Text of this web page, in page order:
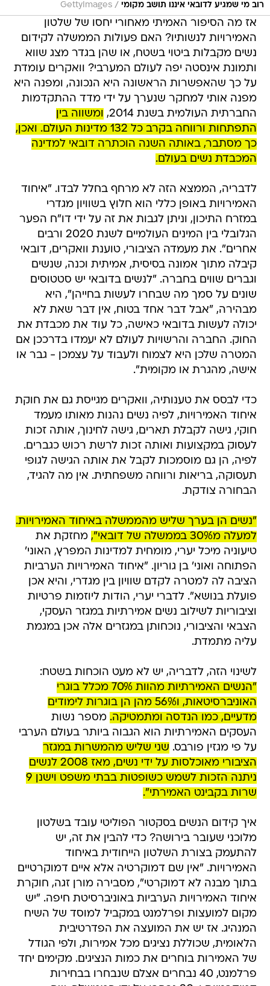
רוב מי שמגיע לדובאי איננו תושב מקומי /
GettyImages
אז מה הסיפור האמיתי מאחורי יחסו של שלטון
האמירויות לנשותיו? האם פעולות הממשלה לקידום
נשים מקבלות ביטוי בשטח, או שהן בגדר מצג שווא
ותמונת אינסטה יפה לעולם המערבי? וואקרים עומדת
על כך שהאפשרות הראשונה היא הנכונה, ומפנה היא
מפנה אותי למחקר שנערך על ידי מדד ההתקדמות
החברתית העולמית בשנת 2014,
ומשווה בין
התפתחות ורווחה בקרב כל 132 מדינות העולם. ואכן,
כך מסתבר, באותה השנה הוכתרה דובאי למדינה
המכבדת נשים בעולם.
לדבריה, הממצא הזה לא מרחף בחלל לבדו. "איחוד
האמירויות באופן כללי הוא חלוץ בשוויון מגדרי
במזרח התיכון, וניתן לגבות את זה על ידי דו"ח הפער
הגלובלי בין המינים העולמיים לשנת 2020 ורבים
אחרים". את מעמדה הציבורי, טוענת וואקרים, דובאי
קיבלה מתוך אמונה בסיסית, אמיתית וכנה, שנשים
וגברים שווים בחברה. "לנשים בדובאי יש סטטוסים
שונים על סמך מה שבחרו לעשות בחייהן", היא
מבהירה, "אבל דבר אחד בטוח, אין דבר שאת לא
יכולה לעשות בדובאי כאישה, כל עוד את מכבדת את
החוק. החברה והרשויות לעולם לא יעמדו בדרככן אם
המטרה שלכן היא לצמוח ולעבוד על עצמכן - גבר או
אישה, מהגרת או מקומית".
כדי לבסס את טענותיה, וואקרים מגייסת גם את חוקת
איחוד האמירויות, לפיה נשים נהנות מאותו מעמד
חוקי, גישה לקבלת תארים, גישה לחינוך, אותה זכות
לעסוק במקצועות ואותה זכות לרשת רכוש כגברים.
לפיה, הן גם מוסמכות לקבל את אותה הגישה לגופי
תעסוקה, בריאות ורווחה משפחתית. אין מה להגיד,
הבחורה צודקת.
"נשים הן בערך שליש מהממשלה באיחוד האמירויות.
למעלה מ30% בממשלה של דובאי",
מחזקת את
טיעוניה מיכל יערי, מומחית למדינות המפרץ, האוני'
הפתוחה ואוני' בן גוריון. "איחוד האמירויות הערביות
הציבה לה למטרה לקדם שוויון בין מגדרי, והיא אכן
פועלת בנושא". לדברי יערי, הודות ליוזמות פרטיות
וציבוריות לשילוב נשים אמירתיות במגזר העסקי,
הצבאי והציבורי, נוכחותן במגזרים אלה אכן במגמת
עליה מתמדת.
לשינוי הזה, לדבריה, יש לא מעט הוכחות בשטח:
"הנשים האמירתיות מהוות 70% מכלל בוגרי
האוניברסיטאות, ו56% מהן הן בוגרות לימודים
מדעיים, כמו הנדסה ומתמטיקה. מספר נשות
העסקים האמירתיות הוא הגבוה ביותר בעולם הערבי
על פי מגזין פורבס. שני שליש מהמשרות במגזר
הציבורי מאוכלסות על ידי נשים, מאז 2008 לנשים
ניתנה הזכות לשמש כשופטות בבתי משפט וישנן 9
שרות בקבינט האמירתי".
איך קידום הנשים בסקטור הפוליטי עובד בשלטון
מלוכני שעובר בירושה? כדי להבין את זה, יש
להתעמק בצורת השלטון הייחודית באיחוד
האמירויות. "אין שם דמוקרטיה אלא איים דמוקרטיים
בתוך מבנה לא דמוקרטי", מסבירה מורן זגה, חוקרת
איחוד האמירויות הערביות באוניברסיטת חיפה. "יש
מקום למועצות ופרלמנט במקביל למוסד של השיח
המנהיג. אז יש את המועצה את הפדרטיבית
הלאומית, שכוללת נציגים מכל אמירות, ולפי הגודל
של האמירות בוחרים את כמות הנציגים. מקימים יחד
פרלמנט, 40 נבחרים אצלם שנבחרו בבחירות